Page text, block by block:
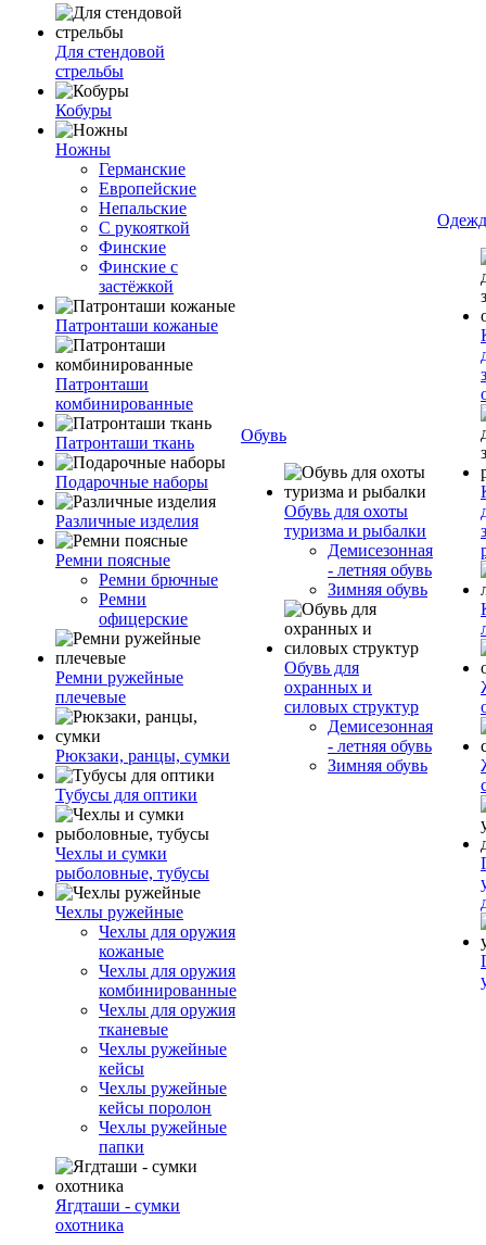
Для стендовой
стрельбы
Кобуры
Ножны
Германские
Европейские
Непальские
С рукояткой
Финские
Финские с
застёжкой
Патронташи кожаные
Патронташи
комбинированные
Патронташи ткань
Подарочные наборы
Различные изделия
Ремни поясные
Ремни брючные
Ремни
офицерские
Ремни ружейные
плечевые
Рюкзаки, ранцы, сумки
Тубусы для оптики
Чехлы и сумки
рыболовные, тубусы
Чехлы ружейные
Чехлы для оружия
кожаные
Чехлы для оружия
комбинированные
Чехлы для оружия
тканевые
Чехлы ружейные
кейсы
Чехлы ружейные
кейсы поролон
Чехлы ружейные
папки
Ягдташи - сумки
охотника
Обувь
Обувь для охоты
туризма и рыбалки
Демисезонная
- летняя обувь
Зимняя обувь
Обувь для
охранных и
силовых структур
Демисезонная
- летняя обувь
Зимняя обувь